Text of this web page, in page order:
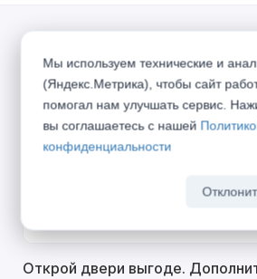
% Акция
Открой двери выгоде.
Мы используем технические и
(Яндекс.Метрика), чтобы сайт
помогал нам улучшать сервис.
вы соглашаетесь с нашей
конфиденциальности